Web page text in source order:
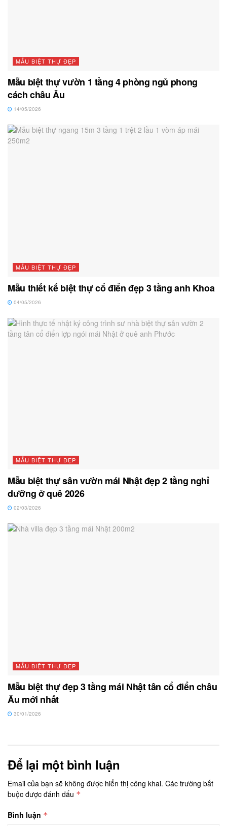
MẪU BIỆT THỰ ĐẸP
Mẫu biệt thự vườn 1 tầng 4 phòng ngủ phong
cách châu Âu
14/05/2026
MẪU BIỆT THỰ ĐẸP
Mẫu thiết kế biệt thự cổ điển đẹp 3 tầng anh Khoa
04/05/2026
MẪU BIỆT THỰ ĐẸP
Mẫu biệt thự sân vườn mái Nhật đẹp 2 tầng nghỉ
dưỡng ở quê 2026
02/03/2026
MẪU BIỆT THỰ ĐẸP
Mẫu biệt thự đẹp 3 tầng mái Nhật tân cổ điển châu
Âu mới nhất
30/01/2026
Để lại một bình luận
Email của bạn sẽ không được hiển thị công khai. Các trường bắt
buộc được đánh dấu *
Bình luận *